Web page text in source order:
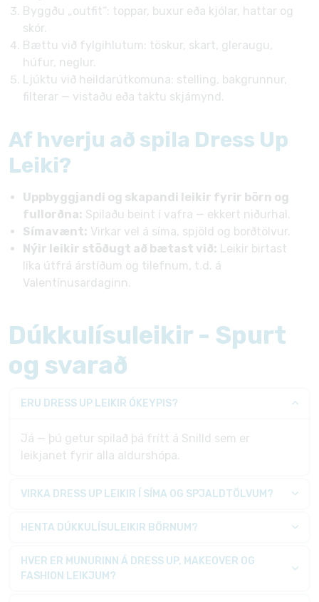
Byggðu „outfit“: toppar, buxur eða kjólar, hattar og
skór.
Bættu við fylgihlutum: töskur, skart, gleraugu,
húfur, neglur.
Ljúktu við heildarútkomuna: stelling, bakgrunnur,
filterar — vistaðu eða taktu skjámynd.
Af hverju að spila Dress Up
Leiki?
Uppbyggjandi og skapandi leikir fyrir börn og
fullorðna: Spilaðu beint í vafra — ekkert niðurhal.
Símavænt: Virkar vel á síma, spjöld og borðtölvur.
Nýir leikir stöðugt að bætast við: Leikir birtast
líka útfrá árstíðum og tilefnum, t.d. á
Valentínusardaginn.
Dúkkulísuleikir - Spurt
og svarað
ERU DRESS UP LEIKIR ÓKEYPIS?
Já — þú getur spilað þá frítt á Snilld sem er
leikjanet fyrir alla aldurshópa.
VIRKA DRESS UP LEIKIR Í SÍMA OG SPJALDTÖLVUM?
HENTA DÚKKULÍSULEIKIR BÖRNUM?
HVER ER MUNURINN Á DRESS UP, MAKEOVER OG
FASHION LEIKJUM?